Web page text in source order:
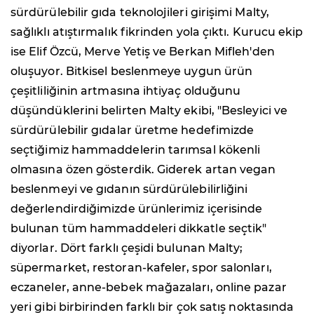
sürdürülebilir gıda teknolojileri girişimi Malty,
sağlıklı atıştırmalık fikrinden yola çıktı. Kurucu ekip
ise Elif Özcü, Merve Yetiş ve Berkan Mifleh'den
oluşuyor. Bitkisel beslenmeye uygun ürün
çeşitliliğinin artmasına ihtiyaç olduğunu
düşündüklerini belirten Malty ekibi, "Besleyici ve
sürdürülebilir gıdalar üretme hedefimizde
seçtiğimiz hammaddelerin tarımsal kökenli
olmasına özen gösterdik. Giderek artan vegan
beslenmeyi ve gıdanın sürdürülebilirliğini
değerlendirdiğimizde ürünlerimiz içerisinde
bulunan tüm hammaddeleri dikkatle seçtik"
diyorlar. Dört farklı çeşidi bulunan Malty;
süpermarket, restoran-kafeler, spor salonları,
eczaneler, anne-bebek mağazaları, online pazar
yeri gibi birbirinden farklı bir çok satış noktasında